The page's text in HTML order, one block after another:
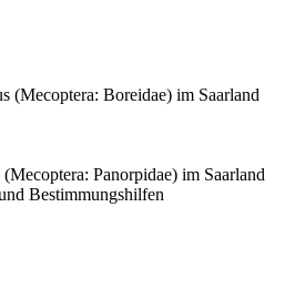
(Mecoptera: Boreidae) im Saarland
Panorpidae) im Saarland
Bestimmungshilfen